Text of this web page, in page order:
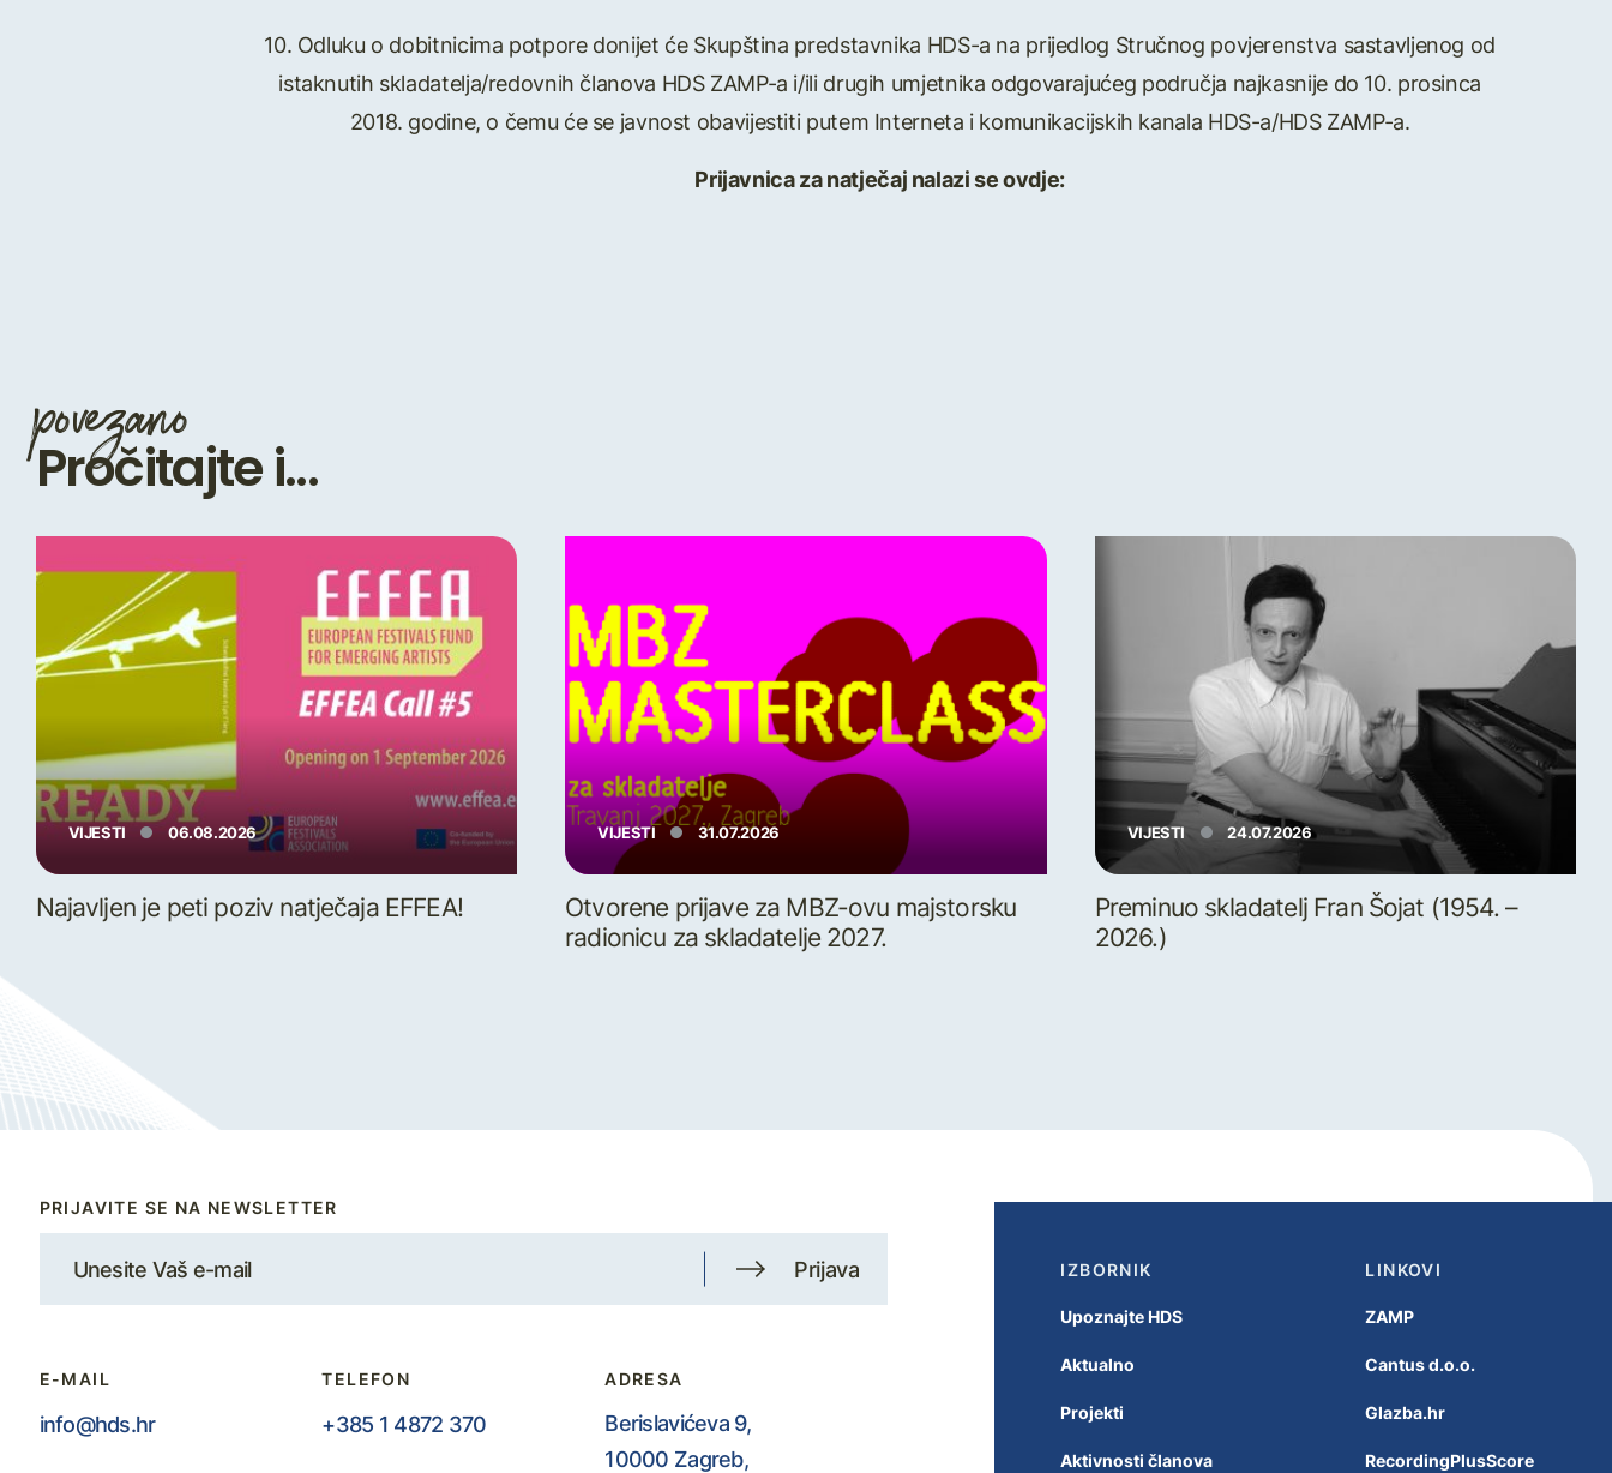
10. Odluku o dobitnicima potpore donijet će Skupština predstavnika HDS-a na prijedlog Stručnog povjerenstva sastavljenog od
istaknutih skladatelja/redovnih članova HDS ZAMP-a i/ili drugih umjetnika odgovarajućeg područja najkasnije do 10. prosinca
2018. godine, o čemu će se javnost obavijestiti putem Interneta i komunikacijskih kanala HDS-a/HDS ZAMP-a.
Prijavnica za natječaj nalazi se ovdje:
povezano
Pročitajte i...
VIJESTI 06.08.2026
Najavljen je peti poziv natječaja EFFEA!
VIJESTI 31.07.2026
Otvorene prijave za MBZ-ovu majstorsku
radionicu za skladatelje 2027.
VIJESTI 24.07.2026
Preminuo skladatelj Fran Šojat (1954. –
2026.)
PRIJAVITE SE NA NEWSLETTER
Prijava
E-MAIL
info@hds.hr
TELEFON
+385 1 4872 370
ADRESA
Berislavićeva 9,
10000 Zagreb,
IZBORNIK
Upoznajte HDS
Aktualno
Projekti
Aktivnosti članova
LINKOVI
ZAMP
Cantus d.o.o.
Glazba.hr
RecordingPlusScore